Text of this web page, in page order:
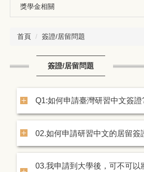
獎學金相關
首頁 簽證/居留問題
簽證/居留問題
Q1:如何申請臺灣研習中文簽證
02.如何申請研習中文的居留簽
03.我申請到大學後，可不可以